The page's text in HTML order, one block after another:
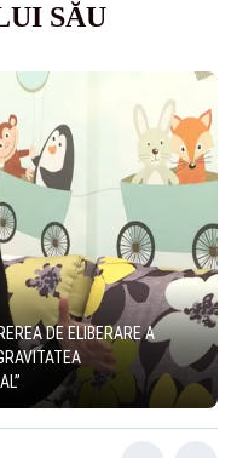
SĂU
DE ELIBERARE A